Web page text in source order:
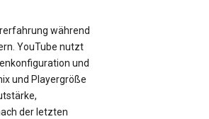
während
YouTube nutzt
und
und Playergröße
der letzten